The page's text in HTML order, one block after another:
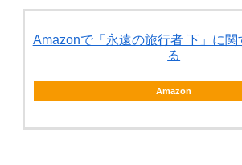
Amazonで「永遠の旅行者 下」に関
る
Amazon